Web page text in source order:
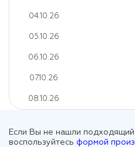
04.10.26
05.10.26
06.10.26
07.10.26
08.10.26
Если Вы не нашли
воспользуйтесь формой